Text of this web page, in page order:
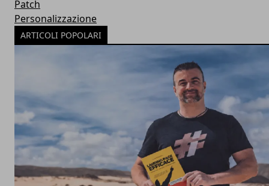
Patch
Personalizzazione
ARTICOLI POPOLARI